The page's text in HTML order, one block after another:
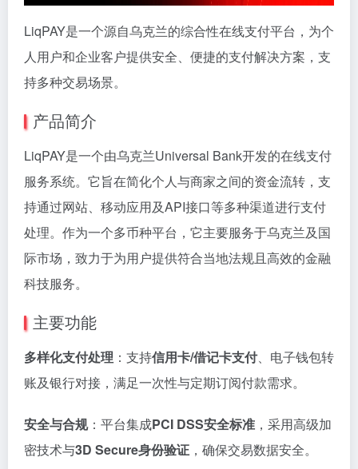
LiqPAY是一个源自乌克兰的综合性在线支付平台，为个
人用户和企业客户提供安全、便捷的支付解决方案，支
持多种交易场景。
产品简介
LiqPAY是一个由乌克兰Universal Bank开发的在线支付
服务系统。它旨在简化个人与商家之间的资金流转，支
持通过网站、移动应用及API接口等多种渠道进行支付
处理。作为一个多币种平台，它主要服务于乌克兰及国
际市场，致力于为用户提供符合当地法规且高效的金融
科技服务。
主要功能
多样化支付处理 ：支持信用卡/借记卡支付、电子钱包转
账及银行对接，满足一次性与定期订阅付款需求。
安全与合规：平台集成PCI DSS安全标准 ，采用高级加
密技术与3D Secure身份验证 ，确保交易数据安全。